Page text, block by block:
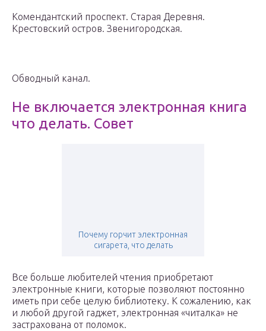
Комендантский проспект. Старая Деревня.
Крестовский остров. Звенигородская.
Обводный канал.
Не включается электронная книга
что делать. Совет
Почему горчит электронная
сигарета, что делать
Все больше любителей чтения приобретают
электронные книги, которые позволяют постоянно
иметь при себе целую библиотеку. К сожалению, как
и любой другой гаджет, электронная «читалка» не
застрахована от поломок.